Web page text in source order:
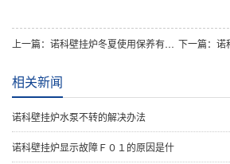
上一篇：诺科壁挂炉冬夏使用保养有何不同？
相关新闻
诺科壁挂炉水泵不转的解决办法
诺科壁挂炉显示故障Ｆ０１的原因是什